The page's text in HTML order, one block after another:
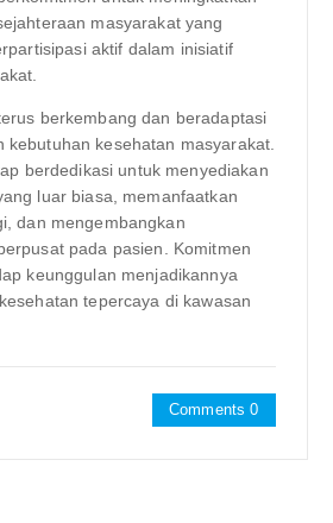
masyarakat yang
aktif dalam inisiatif
berkembang dan beradaptasi
kebutuhan kesehatan masyarakat.
berdedikasi untuk menyediakan
luar biasa, memanfaatkan
dan mengembangkan
pada pasien. Komitmen
keunggulan menjadikannya
tepercaya di kawasan
Comments 0